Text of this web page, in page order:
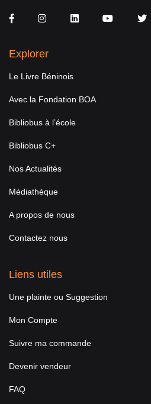
FacebookInstagramLinkedInYou Tube
Explorer
Le Livre Béninois
Avec la Fondation BOA
Bibliobus à l’école
Bibliobus C+
Nos Actualités
Médiathèque
A propos de nous
Contactez nous
Liens utiles
Une plainte ou Suggestion
Mon Compte
Suivre ma commande
Devenir vendeur
FAQ